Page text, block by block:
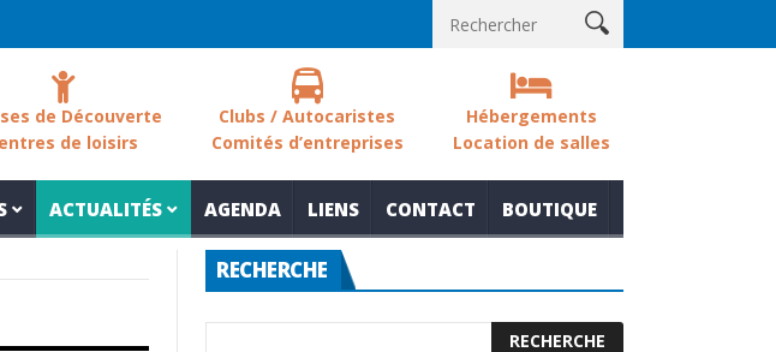
Nouvelle thématique pour le
de Découverte
de loisirs
Clubs / Autocaristes
Comités d’entreprises
Hébergements
Location de salles
ACTUALITÉS AGENDA LIENS CONTACT BOUTIQUE
RECHERCHE